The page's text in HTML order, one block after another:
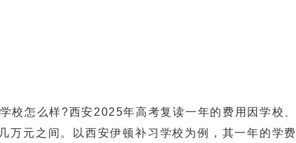
怎么样?西安2025年高考复读一年的费用因学校、
万元之间。以西安伊顿补习学校为例，其一年的学费